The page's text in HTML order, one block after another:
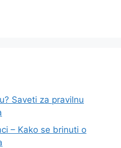
Saveti za pravilnu
– Kako se brinuti o